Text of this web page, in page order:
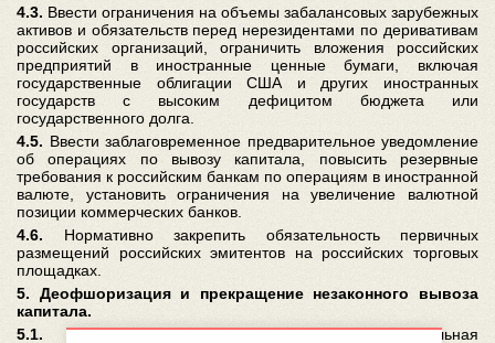
4.3. Ввести ограничения на объемы забалансовых зарубежных
активов и обязательств перед нерезидентами по деривативам
российских организаций, ограничить вложения российских
предприятий в иностранные ценные бумаги, включая
государственные облигации США и других иностранных
государств с высоким дефицитом бюджета или
государственного долга.
4.5. Ввести заблаговременное предварительное уведомление
об операциях по вывозу капитала, повысить резервные
требования к российским банкам по операциям в иностранной
валюте, установить ограничения на увеличение валютной
позиции коммерческих банков.
4.6. Нормативно закрепить обязательность первичных
размещений российских эмитентов на российских торговых
площадках.
5. Деофшоризация и прекращение незаконного вывоза
капитала.
5.1. Законодательно ввести понятие «национальная